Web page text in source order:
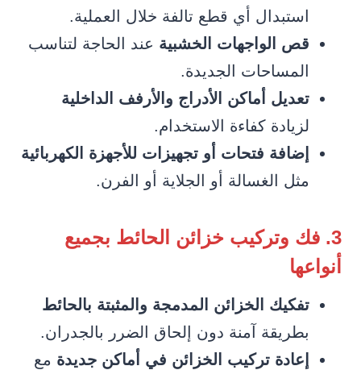
استبدال أي قطع تالفة خلال العملية.
قص الواجهات الخشبية عند الحاجة لتناسب
المساحات الجديدة.
تعديل أماكن الأدراج والأرفف الداخلية
لزيادة كفاءة الاستخدام.
إضافة فتحات أو تجهيزات للأجهزة الكهربائية
مثل الغسالة أو الجلاية أو الفرن.
3. فك وتركيب خزائن الحائط بجميع
أنواعها
تفكيك الخزائن المدمجة والمثبتة بالحائط
بطريقة آمنة دون إلحاق الضرر بالجدران.
إعادة تركيب الخزائن في أماكن جديدة مع